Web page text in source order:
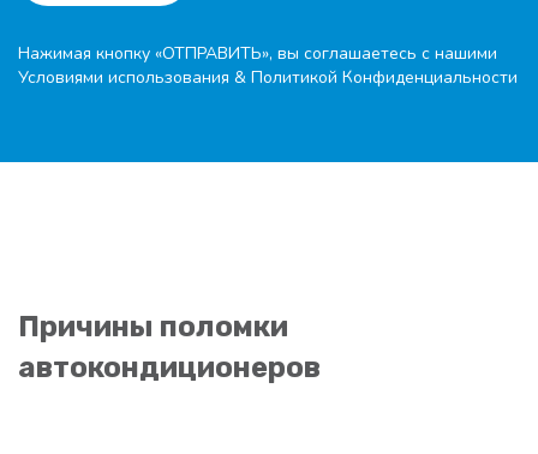
Нажимая кнопку «ОТПРАВИТЬ», вы соглашаетесь с нашими
Условиями использования & Политикой Конфиденциальности
Причины поломки
автокондиционеров